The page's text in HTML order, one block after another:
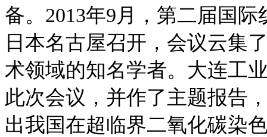
备。2013年9月，第二届国
日本名古屋召开，会议云集
术领域的知名学者。大连工
此次会议，并作了主题报告
出我国在超临界二氧化碳染